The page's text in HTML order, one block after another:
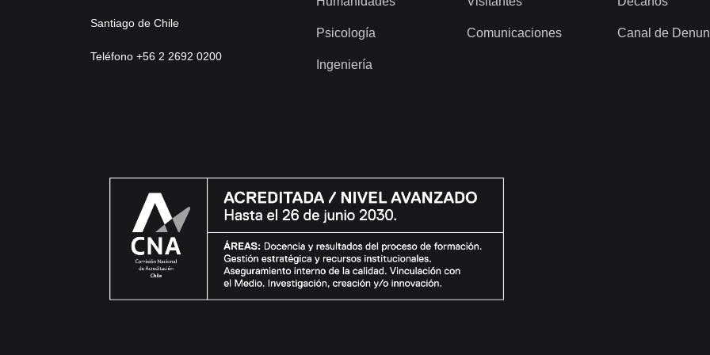
Santiago de Chile
Teléfono +56 2 2692 0200
Psicología
Ingeniería
Comunicaciones Canal de